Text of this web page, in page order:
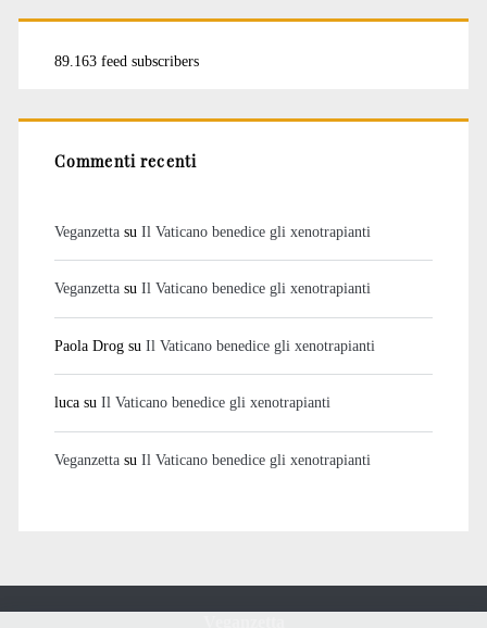
89.163 feed subscribers
Commenti recenti
Veganzettasu Il Vaticano benedice gli xenotrapianti
Veganzettasu Il Vaticano benedice gli xenotrapianti
Paola Drogsu Il Vaticano benedice gli xenotrapianti
lucasu Il Vaticano benedice gli xenotrapianti
Veganzettasu Il Vaticano benedice gli xenotrapianti